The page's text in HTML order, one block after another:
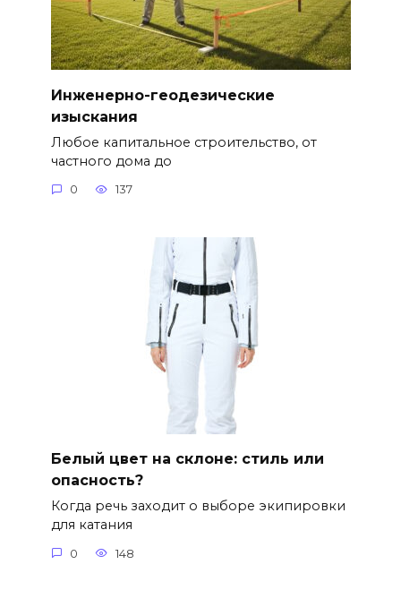
Инженерно-геодезические
изыскания
Любое капитальное строительство, от
частного дома до
0 137
Белый цвет на склоне: стиль или
опасность?
Когда речь заходит о выборе экипировки
для катания
0 148